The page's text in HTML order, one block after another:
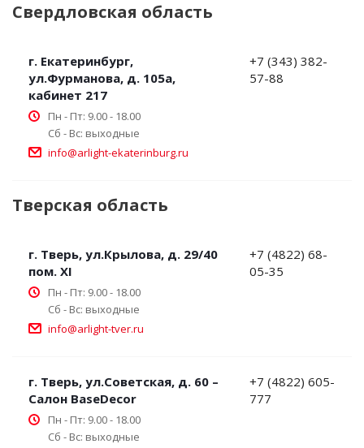
Свердловская область
г. Екатеринбург,
ул.Фурманова, д. 105а,
кабинет 217
Пн - Пт: 9.00 - 18.00
Сб - Вс: выходные
info@arlight-ekaterinburg.ru
+7 (343) 382-
57-88
Тверская область
г. Тверь, ул.Крылова, д. 29/40
пом. XI
Пн - Пт: 9.00 - 18.00
Сб - Вс: выходные
info@arlight-tver.ru
+7 (4822) 68-
05-35
г. Тверь, ул.Советская, д. 60 –
Салон BaseDecor
Пн - Пт: 9.00 - 18.00
Сб - Вс: выходные
+7 (4822) 605-
777